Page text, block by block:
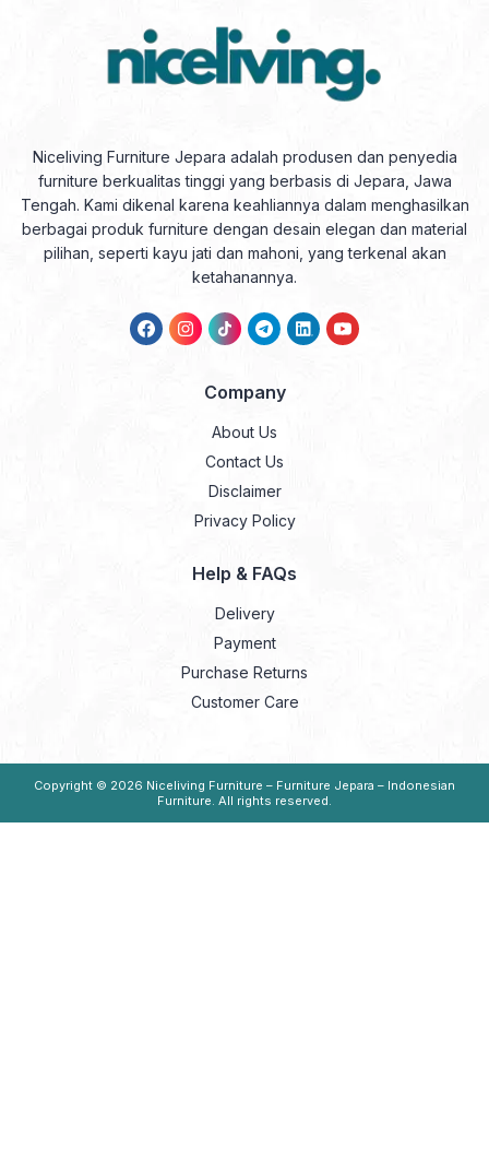
Niceliving Furniture Jepara adalah produsen dan penyedia
furniture berkualitas tinggi yang berbasis di Jepara, Jawa
Tengah. Kami dikenal karena keahliannya dalam menghasilkan
berbagai produk furniture dengan desain elegan dan material
pilihan, seperti kayu jati dan mahoni, yang terkenal akan
ketahanannya.
Company
About Us
Contact Us
Disclaimer
Privacy Policy
Help & FAQs
Delivery
Payment
Purchase Returns
Customer Care
Copyright © 2026 Niceliving Furniture – Furniture Jepara – Indonesian
Furniture. All rights reserved.